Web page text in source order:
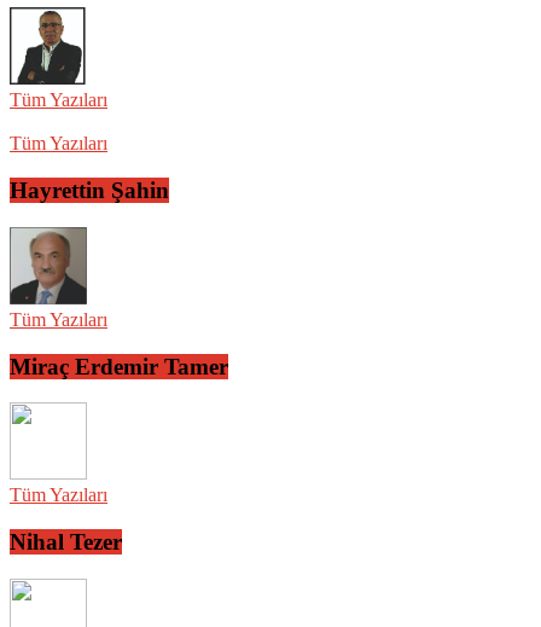
Tüm Yazıları
Tüm Yazıları
Hayrettin Şahin
Tüm Yazıları
Miraç Erdemir Tamer
Tüm Yazıları
Nihal Tezer